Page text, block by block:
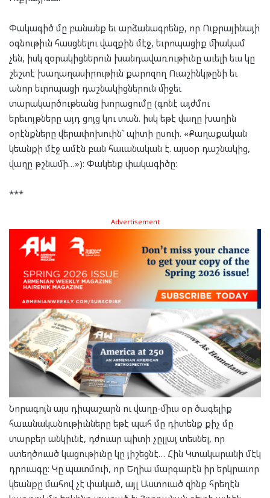
Փակագիծ մը բանանք եւ արձանագրենք, որ Ուքրայինայի
օգնութիւն հասցնելու վազքին մէջ, եւրոպացիք միակամ
չեն, իսկ զօրակիցներուն խանդավառութիւնը աւելի եւս կը
շեշտէ խաղաղասիրութիւն քարոզող Ուաշինկթընի եւ
անոր եւրոպացի դաշնակիցներուն միջեւ
տարակարծութեանց խորացումը (գոնէ այժմու
երեւոյթները այդ ցոյց կու տան. իսկ եթէ վաղը խաղին
օրէնքները վերափոխուին` պիտի ըսուի. «Քաղաքական
կեանքի մէջ ամէն բան հաւանական է. այսօր դաշնակից,
վաղը թշնամի…»): Փակենք փակագիծը:
***
Advertisement
Նորագոյն այս դիպաշարն ու վաղը-միւս օր ծագելիք
հաւանականութիւնները եթէ պահ մը դիտենք քիչ մը
տարբեր անկիւնէ, դժուար պիտի չըլլայ տեսնել, որ
ստեղծուած կացութիւնը կը յիշեցնէ… Հին Կտակարանի մէկ
դրուագը: Կը պատմուի, որ Եղիա մարգարէն իր երկրաւոր
կեանքը մահով չէ փակած, այլ Աստուած զինք հրեղէն